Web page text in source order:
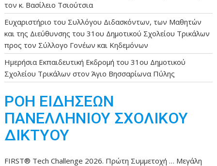
τον κ. Βασίλειο Τσιούτσια
Ευχαριστήριο του Συλλόγου Διδασκόντων, των Μαθητών
και της Διεύθυνσης του 31ου Δημοτικού Σχολείου Τρικάλων
προς τον Σύλλογο Γονέων και Κηδεμόνων
Ημερήσια Εκπαιδευτική Εκδρομή του 31ου Δημοτικού
Σχολείου Τρικάλων στον Άγιο Βησσαρίωνα Πύλης
ΡΟΗ ΕΙΔΗΣΕΩΝ
ΠΑΝΕΛΛΗΝΙΟΥ ΣΧΟΛΙΚΟΥ
ΔΙΚΤΥΟΥ
FIRST® Tech Challenge 2026. Πρώτη Συμμετοχή … Μεγάλη